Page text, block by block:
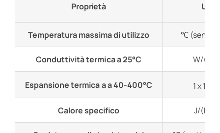
Proprietà
Temperatura massima di utilizzo ℃ (senza
Conduttività termica a 25°C W/(m
Espansione termica a a 40-400°C 1 x 10
Calore specifico J/(kg